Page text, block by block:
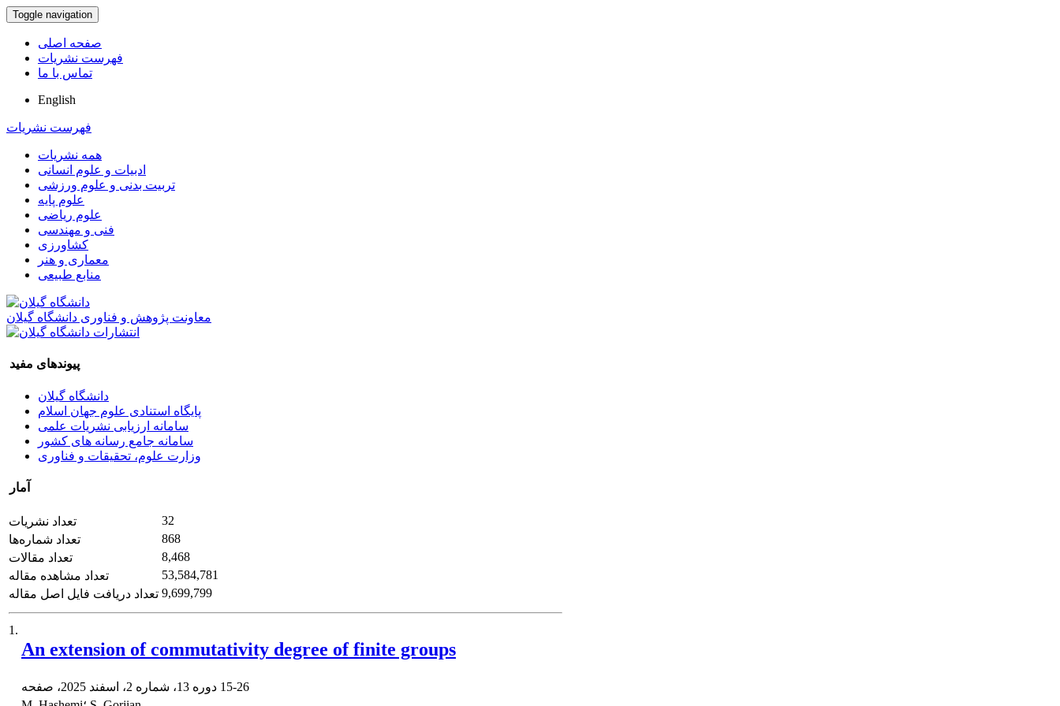
Toggle navigation
صفحه اصلی
فهرست نشریات
تماس با ما
English
فهرست نشریات
همه نشریات
ادبیات و علوم انسانی
تربیت بدنی و علوم ورزشی
علوم پایه
علوم ریاضی
فنی و مهندسی
کشاورزی
معماری و هنر
منابع طبیعی
معاونت پژوهش و فناوری دانشگاه گیلان
پیوندهای مفید
دانشگاه گیلان
پایگاه استنادی علوم جهان اسلام
سامانه ارزیابی نشریات علمی
سامانه جامع رسانه های کشور
وزارت علوم، تحقیقات و فناوری
آمار
تعداد نشریات
32
تعداد شماره‌ها
868
تعداد مقالات
8,468
تعداد مشاهده مقاله
53,584,781
تعداد دریافت فایل اصل مقاله 9,699,799
1.
An extension of commutativity degree of finite groups
15-26